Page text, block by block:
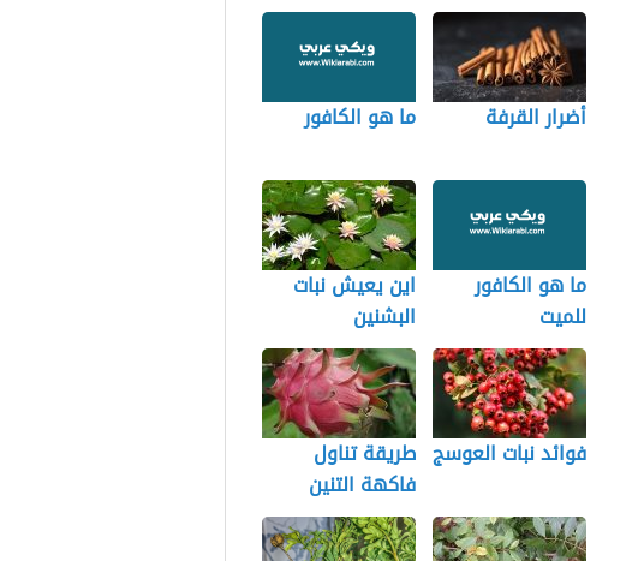
أضرار القرفة ما هو الكافور
ما هو الكافور
للميت
اين يعيش نبات
البشنين
فوائد نبات العوسج طريقة تناول
فاكهة التنين
الاحمر